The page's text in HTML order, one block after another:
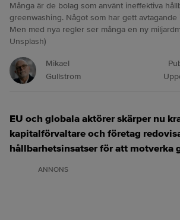
Många är de bolag som använt ineffektiva
greenwashing. Något som har gett avtagande
Men med nya regler ser många en ny
Unsplash)
Mikael
Gullstrom
EU och globala aktörer skärper nu
kapitalförvaltare och företag
hållbarhetsinsatser för att motverka
ANNONS